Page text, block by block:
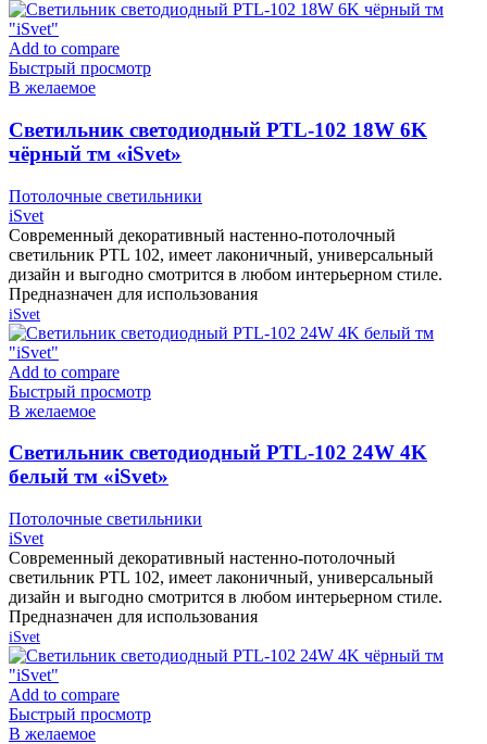
Add to compare
Быстрый просмотр
В желаемое
Cветильник светодиодный PTL-102 18W 6K
чёрный тм «iSvet»
Потолочные светильники
iSvet
Современный декоративный настенно-потолочный
светильник PTL 102, имеет лаконичный, универсальный
дизайн и выгодно смотрится в любом интерьерном стиле.
Предназначен для использования
iSvet
Add to compare
Быстрый просмотр
В желаемое
Cветильник светодиодный PTL-102 24W 4K
белый тм «iSvet»
Потолочные светильники
iSvet
Современный декоративный настенно-потолочный
светильник PTL 102, имеет лаконичный, универсальный
дизайн и выгодно смотрится в любом интерьерном стиле.
Предназначен для использования
iSvet
Add to compare
Быстрый просмотр
В желаемое